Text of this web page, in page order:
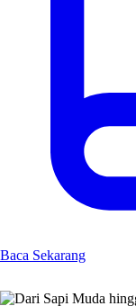
Baca Sekarang